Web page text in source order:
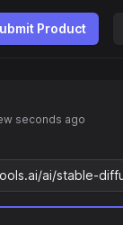
Product
seconds ago